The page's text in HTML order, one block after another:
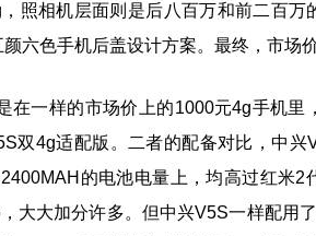
照相机层面则是后八百万和前二百万
六色手机后盖设计方案。最终，市场
在一样的市场价上的1000元4g手机里
双4g适配版。二者的配备对比，中兴
的电池电量上，均高过红米2
大大加分许多。但中兴V5S一样配用